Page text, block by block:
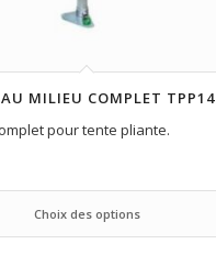
MILIEU COMPLET TPP14
pour tente pliante.
Choix des options